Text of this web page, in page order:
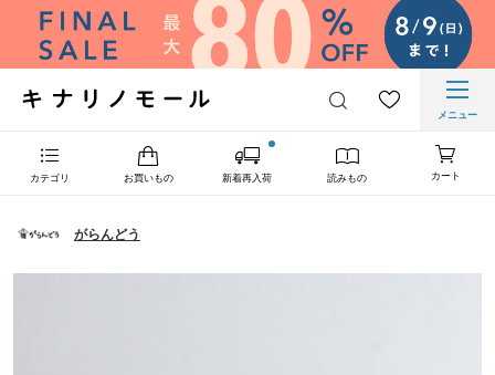
メニュー
カテゴリ お買いもの 新着再入荷 読みもの カート
がらんどう